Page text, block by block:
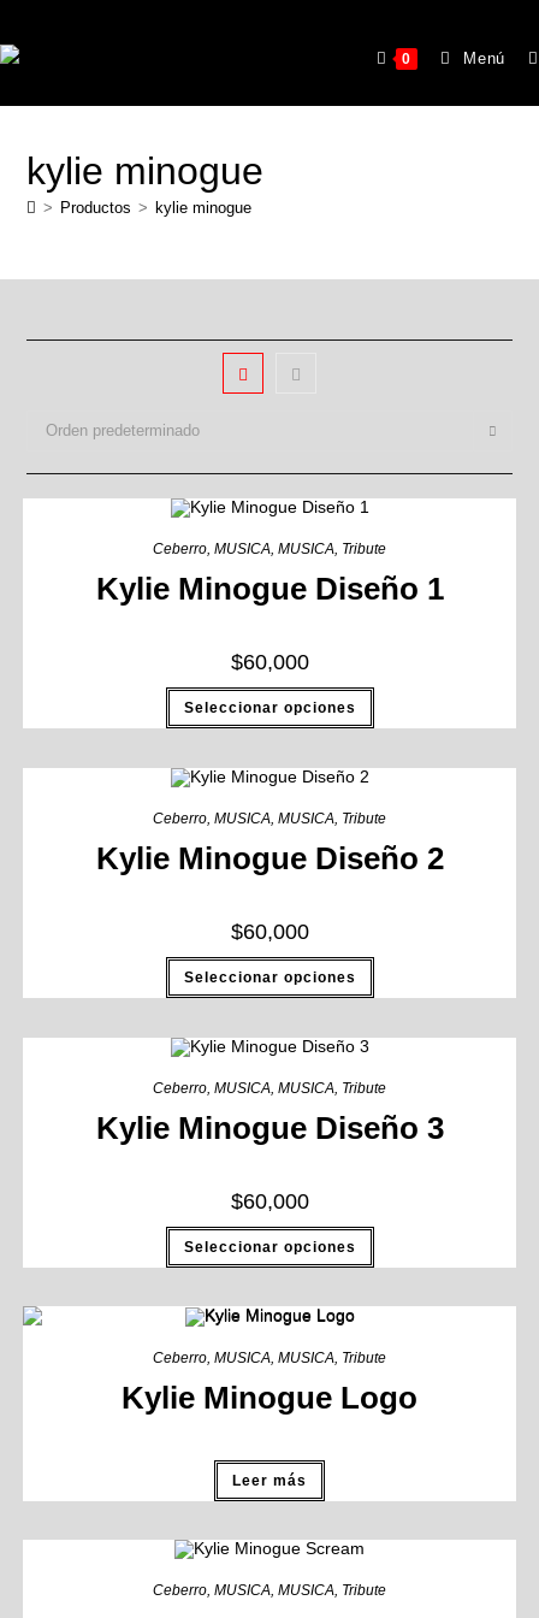
0 Menú
kylie minogue
> Productos > kylie minogue
Orden predeterminado
Ceberro, MUSICA, MUSICA, Tribute
Kylie Minogue Diseño 1
$60,000
Seleccionar opciones
Ceberro, MUSICA, MUSICA, Tribute
Kylie Minogue Diseño 2
$60,000
Seleccionar opciones
Ceberro, MUSICA, MUSICA, Tribute
Kylie Minogue Diseño 3
$60,000
Seleccionar opciones
Ceberro MUSICA MUSICA Tribute
Kylie Minogue Logo
Leer más
Ceberro, MUSICA, MUSICA, Tribute